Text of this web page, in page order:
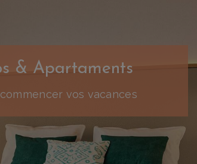
& Apartaments
vos vacances